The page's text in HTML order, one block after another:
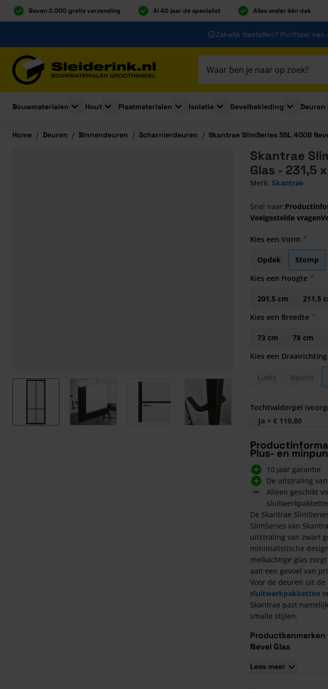
Boven 2.000 gratis verzending Al 40 jaar dé specialist Alles onder één dak
Zakelijk bestellen? Profiteer van
Bouwmaterialen
Toggle submenu for Bouwmaterialen
Hout
Toggle submenu for Hout
Plaatmaterialen
Toggle submenu for Plaatmaterialen
Isolatie
Toggle submenu for Isolatie
Gevelbekleding
Toggle
Deuren
Home / Deuren / Binnendeuren / Scharnierdeuren / Skantrae SlimSeries SSL 4008
View larger image View larger image View larger image View larger image
Skantrae
Glas - 231,5
Merk: Skantrae
Snel naar:
Veelgestelde vragen
Kies een Vorm
Opdek
Stomp
Kies een Hoogte
201,5 cm 211,5
Kies een Breedte
73 cm 78 cm
Kies een Draairichting
Tochtvaldorpel
Ja + € 110,80
Plus- en
10 jaar garantie
De uitstraling
Alleen geschikt
De Skantrae
SlimSeries van
uitstraling van zwart
minimalistische
melkachtige glas
aan een gevoel van
Voor de deuren uit de
sluitwerkpakketten
Skantrae past
smalle stijlen.
Productkenmerken
Nevel Glas
Lees meer